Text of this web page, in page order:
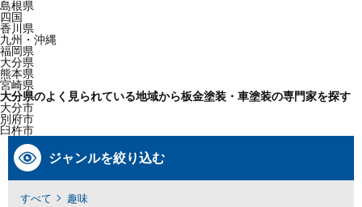
島根県
四国
香川県
九州・沖縄
福岡県
大分県
熊本県
宮崎県
大分県のよく見られている地域から板金塗装・車塗装の専門家を探す
大分市
別府市
臼杵市
ジャンルを絞り込む
すべて 趣味